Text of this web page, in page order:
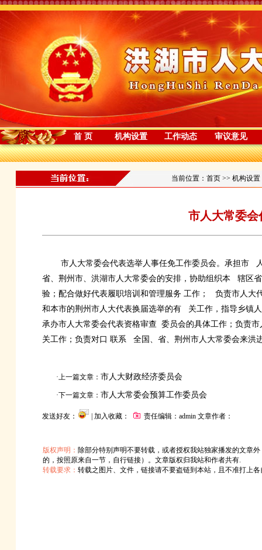
首 页 机构设置 工作动态 审议意见
当前位置： 首页>> 机构设置
市人大常委
市人大常委会代表选举人事任免工作委员会。承担市
省、荆州市、洪湖市人大常委会的安排，协助组织本
辖区
验；配合做好代表履职培训和管理服务 工作；
负责市人大
和本市的荆州市人大代表换届选举的有
关工作，指导乡镇
承办市人大常委会代表资格审查 委员会的具体工作；负责
关工作；负责对口 联系 全国、省、荆州市人大常委会来洪
·上一篇文章： 市人大财政经济委员会
·下一篇文章： 市人大常委会预算工作委员会
发送好友： | 加入收藏： 责任编辑：admin 文章作者：
版权声明： 除部分特别声明不要转载，或者授权我站独家播发的文章
的，按照原来自一节，自行链接）。文章版权归我站和作者共有.
转载要求： 转载之图片、文件，链接请不要盗链到本站，且不准打上